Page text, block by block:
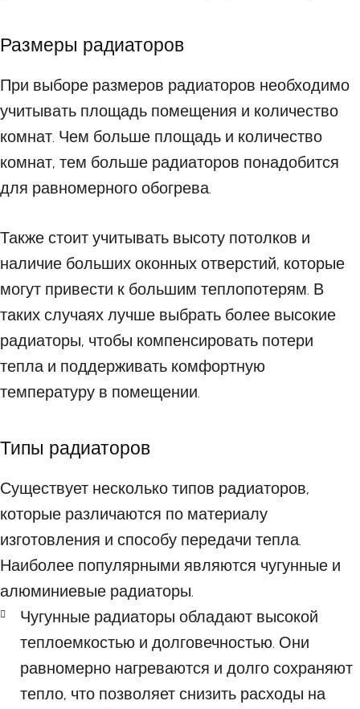
Размеры радиаторов
При выборе размеров радиаторов необходимо
учитывать площадь помещения и количество
комнат. Чем больше площадь и количество
комнат, тем больше радиаторов понадобится
для равномерного обогрева.
Также стоит учитывать высоту потолков и
наличие больших оконных отверстий, которые
могут привести к большим теплопотерям. В
таких случаях лучше выбрать более высокие
радиаторы, чтобы компенсировать потери
тепла и поддерживать комфортную
температуру в помещении.
Типы радиаторов
Существует несколько типов радиаторов,
которые различаются по материалу
изготовления и способу передачи тепла.
Наиболее популярными являются чугунные и
алюминиевые радиаторы.
Чугунные радиаторы обладают высокой
теплоемкостью и долговечностью. Они
равномерно нагреваются и долго сохраняют
тепло, что позволяет снизить расходы на